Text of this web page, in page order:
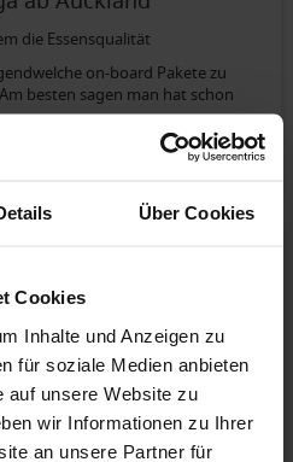
Über Cookies
Cookies
Inhalte und Anzeigen zu
für soziale Medien anbieten
auf unsere Website zu
wir Informationen zu Ihrer
an unsere Partner für
so laut hört, dass an Schlaf
das ganze Mobiliar der Kabine
hätten wir keinesfalls den
so viel wie eine Balkonkabine)
die Essensqualität
on-board Pakete zu
besten sagen man hat schon
ab Auckland